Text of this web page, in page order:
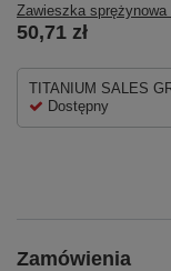
Zawieszka sprężynowa
50,71 zł
TITANIUM SALES
Dostępny
Zamówienia